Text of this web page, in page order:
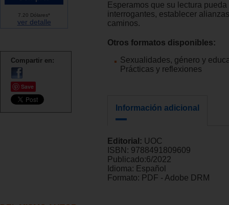
7.20 Dólares*
ver detalle
Compartir en:
Save
Esperamos que su lectura
interrogantes, establecer
caminos.
Otros formatos disponibles:
Sexualidades, género y
Prácticas y reflexiones
Información adicional
Editorial: UOC
ISBN: 9788491809609
Publicado:6/2022
Idioma: Español
Formato: PDF - Adobe DRM